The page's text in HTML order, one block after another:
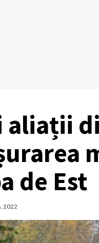
aliații
de Est
2022